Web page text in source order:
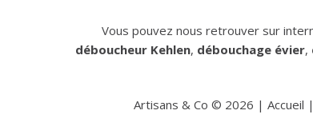
Vous pouvez nous retrouver sur
déboucheur Kehlen, débouchage évier,
Artisans & Co © 2026 | Accueil |